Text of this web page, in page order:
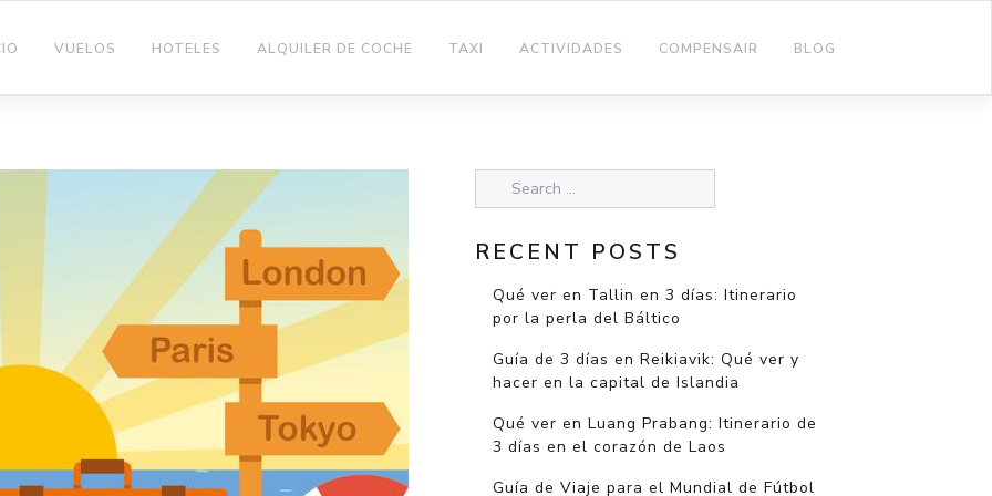
VUELOS HOTELES ALQUILER DE COCHE TAXI ACTIVIDADES COMPENSAIR BLOG
RECENT POSTS
Qué ver en Tallin en 3 días: Itinerario
por la perla del Báltico
Guía de 3 días en Reikiavik: Qué ver y
hacer en la capital de Islandia
Qué ver en Luang Prabang: Itinerario de
3 días en el corazón de Laos
Guía de Viaje para el Mundial de Fútbol